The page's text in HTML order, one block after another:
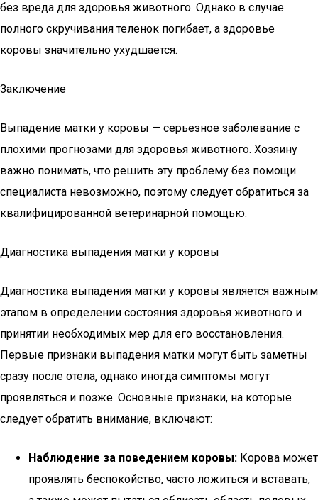
без вреда для здоровья животного. Однако в случае
полного скручивания теленок погибает, а здоровье
коровы значительно ухудшается.
Заключение
Выпадение матки у коровы — серьезное заболевание с
плохими прогнозами для здоровья животного. Хозяину
важно понимать, что решить эту проблему без помощи
специалиста невозможно, поэтому следует обратиться за
квалифицированной ветеринарной помощью.
Диагностика выпадения матки у коровы
Диагностика выпадения матки у коровы является важным
этапом в определении состояния здоровья животного и
принятии необходимых мер для его восстановления.
Первые признаки выпадения матки могут быть заметны
сразу после отела, однако иногда симптомы могут
проявляться и позже. Основные признаки, на которые
следует обратить внимание, включают:
Наблюдение за поведением коровы: Корова может
проявлять беспокойство, часто ложиться и вставать,